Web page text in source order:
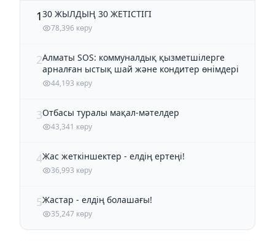
130 ЖЫЛДЫҢ 30 ЖЕТІСТІГІ
78,396 көру
2Алматы SOS: коммуналдық қызметшілерге
арналған ыстық шай және кондитер өнімдері
44,193 көру
3Отбасы туралы мақал-мәтелдер
43,341 көру
4Жас жеткіншектер - елдің ертеңі!
36,993 көру
5Жастар - елдің болашағы!
35,247 көру